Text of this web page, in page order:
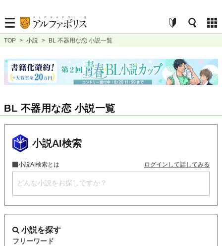
TOP > 小説 > BL 不器用な恋 小説一覧
BL 不器用な恋 小説一覧
小説AI検索
小説AI検索とは ログインして話してみる
小説を探す
フリーワード